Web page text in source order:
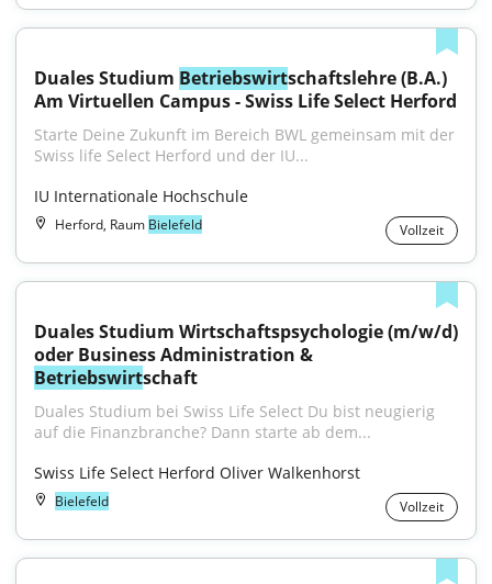
Duales Studium Betriebswirtschaftslehre (B.A.)
Am Virtuellen Campus - Swiss Life Select Herford
Starte Deine Zukunft im Bereich BWL gemeinsam mit der
Swiss life Select Herford und der IU...
IU Internationale Hochschule
Herford, Raum Bielefeld Vollzeit
Duales Studium Wirtschaftspsychologie (m/w/d)
Betriebswirtschaft
Duales Studium bei Swiss Life Select Du bist neugierig
auf die Finanzbranche? ​Dann starte ab dem...
Swiss Life Select Herford Oliver Walkenhorst
Bielefeld Vollzeit